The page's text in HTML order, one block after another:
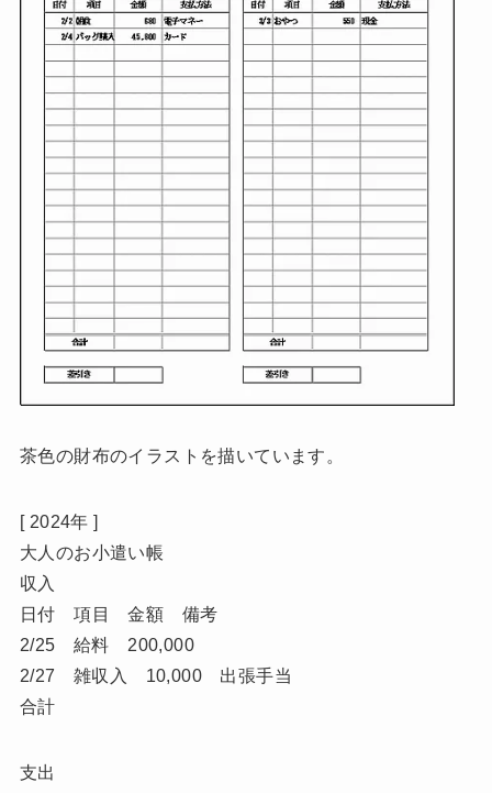
茶色の財布のイラストを描いています。
[ 2024年 ]
大人のお小遣い帳
収入
日付 項目 金額 備考
2/25 給料 200,000
2/27 雑収入 10,000 出張手当
合計
支出